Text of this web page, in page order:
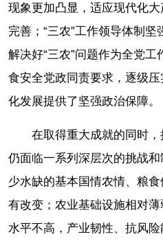
现象更加凸显，适应现代化
完善；“三农”工作领导体制
解决好“三农”问题作为全党
食安全党政同责要求，逐级
化发展提供了坚强政治保障。
在取得重大成就的同时
仍面临一系列深层次的挑战
少水缺的基本国情农情、粮
有改变；农业基础设施相对
水平不高，产业韧性、抗风